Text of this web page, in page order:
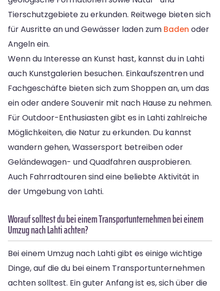
Tierschutzgebiete zu erkunden. Reitwege bieten sich
für Ausritte an und Gewässer laden zum Baden oder
Angeln ein.
Wenn du Interesse an Kunst hast, kannst du in Lahti
auch Kunstgalerien besuchen. Einkaufszentren und
Fachgeschäfte bieten sich zum Shoppen an, um das
ein oder andere Souvenir mit nach Hause zu nehmen.
Für Outdoor-Enthusiasten gibt es in Lahti zahlreiche
Möglichkeiten, die Natur zu erkunden. Du kannst
wandern gehen, Wassersport betreiben oder
Geländewagen- und Quadfahren ausprobieren.
Auch Fahrradtouren sind eine beliebte Aktivität in
der Umgebung von Lahti.
Worauf solltest du bei einem Transportunternehmen bei einem
Umzug nach Lahti achten?
Bei einem Umzug nach Lahti gibt es einige wichtige
Dinge, auf die du bei einem Transportunternehmen
achten solltest. Ein guter Anfang ist es, sich über die